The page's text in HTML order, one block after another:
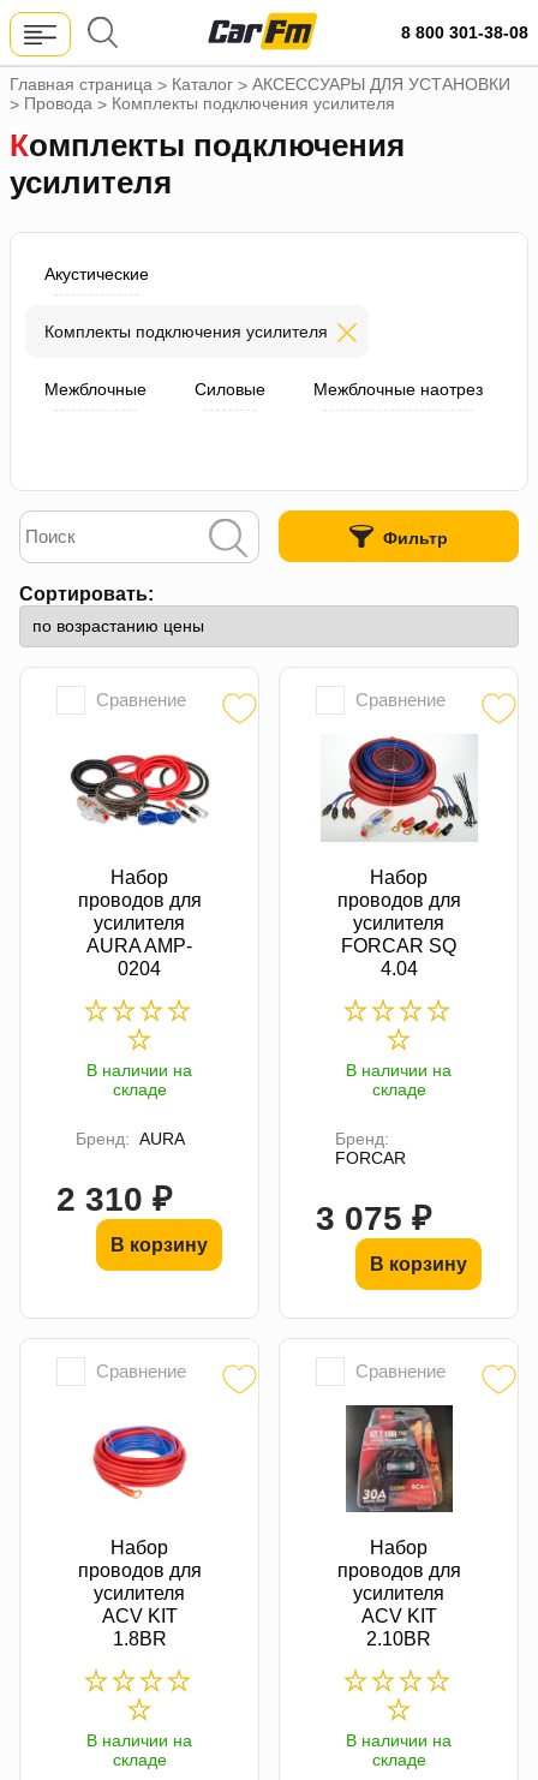
8 800 301-38-08
Главная страница > Каталог > АКСЕССУАРЫ ДЛЯ УСТАНОВКИ
> Провода > Комплекты подключения усилителя
Комплекты подключения
усилителя
Акустические
Комплекты подключения усилителя
Межблочные Силовые Межблочные наотрез
Фильтр
Сортировать:
Сравнение
Набор
проводов для
усилителя
AURA AMP-
0204
В наличии на
складе
Бренд: AURA
2 310 ₽
В корзину
Сравнение
Набор
проводов для
усилителя
FORCAR SQ
4.04
В наличии на
складе
Бренд:
FORCAR
3 075 ₽
В корзину
Сравнение
Набор
проводов для
усилителя
ACV KIT
1.8BR
В наличии на
складе
Сравнение
Набор
проводов для
усилителя
ACV KIT
2.10BR
В наличии на
складе